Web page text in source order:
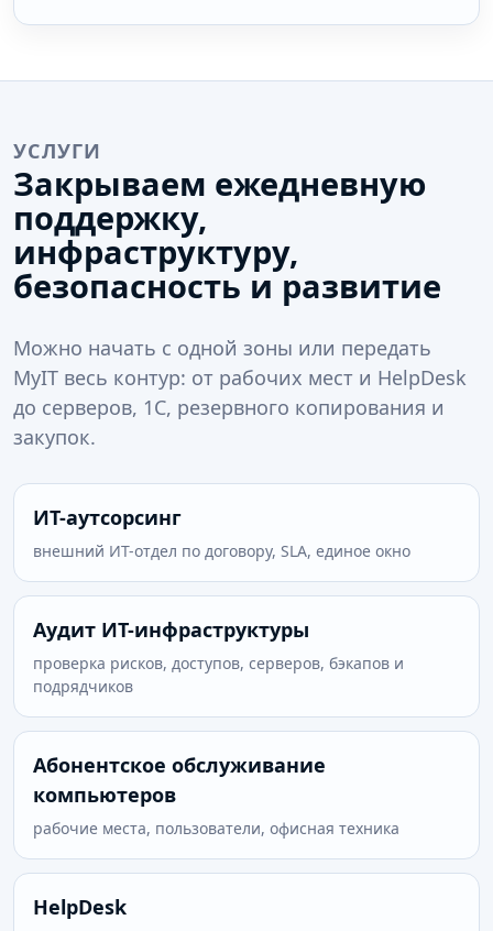
УСЛУГИ
Закрываем ежедневную
поддержку,
инфраструктуру,
безопасность и развитие
Можно начать с одной зоны или передать
MyIT весь контур: от рабочих мест и HelpDesk
до серверов, 1С, резервного копирования и
закупок.
ИТ-аутсорсинг
внешний ИТ-отдел по договору, SLA, единое окно
Аудит ИТ-инфраструктуры
проверка рисков, доступов, серверов, бэкапов и
подрядчиков
Абонентское обслуживание
компьютеров
рабочие места, пользователи, офисная техника
HelpDesk